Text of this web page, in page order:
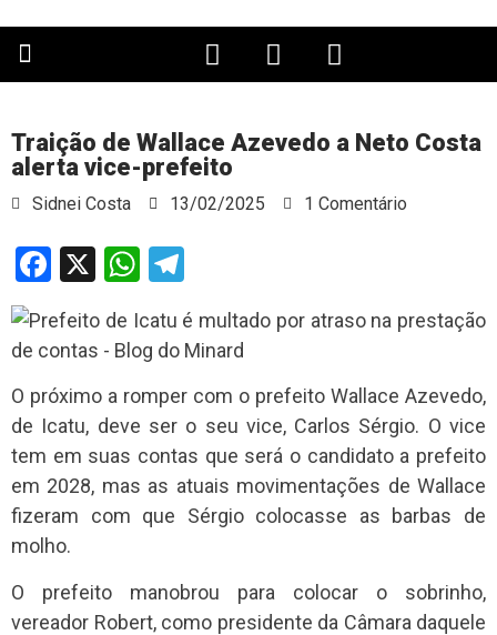
Traição de Wallace Azevedo a Neto Costa
alerta vice-prefeito
Sidnei Costa 13/02/2025 1 Comentário
Facebook
X WhatsApp
O próximo a romper com o prefeito Wallace Azevedo,
de Icatu, deve ser o seu vice, Carlos Sérgio. O vice
tem em suas contas que será o candidato a prefeito
em 2028, mas as atuais movimentações de Wallace
fizeram com que Sérgio colocasse as barbas de
molho.
O prefeito manobrou para colocar o sobrinho,
vereador Robert, como presidente da Câmara daquele